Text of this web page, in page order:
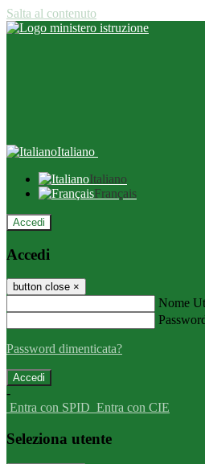
Salta al contenuto
Italiano
Italiano
Français
Accedi
Accedi
button close ×
Nome
Password dimenticata?
-
Entra con SPID Entra con CIE
Seleziona utente